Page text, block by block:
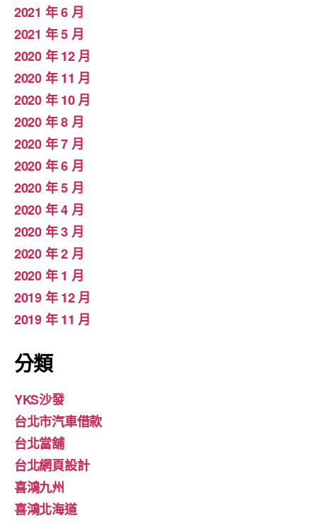
2021 年 6 月
2021 年 5 月
2020 年 12 月
2020 年 11 月
2020 年 10 月
2020 年 8 月
2020 年 7 月
2020 年 6 月
2020 年 5 月
2020 年 4 月
2020 年 3 月
2020 年 2 月
2020 年 1 月
2019 年 12 月
2019 年 11 月
分類
YKS沙發
台北市汽車借款
台北當舖
台北網頁設計
喜鴻九州
喜鴻北海道